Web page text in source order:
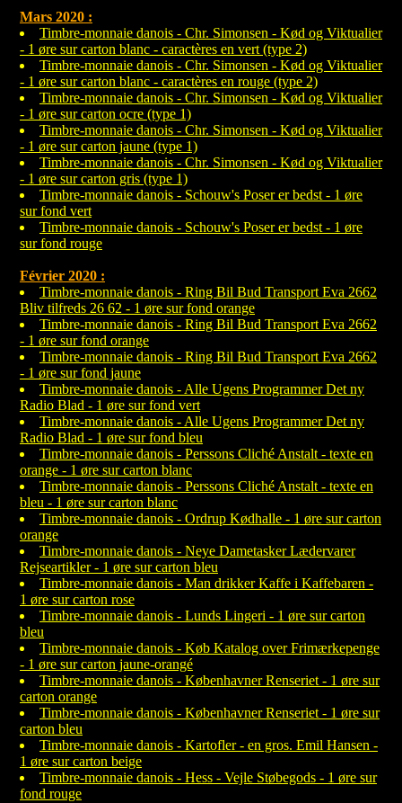
Mars 2020 :
Timbre-monnaie danois - Chr. Simonsen - Kød og Viktualier
- 1 øre sur carton blanc - caractères en vert (type 2)
Timbre-monnaie danois - Chr. Simonsen - Kød og Viktualier
- 1 øre sur carton blanc - caractères en rouge (type 2)
Timbre-monnaie danois - Chr. Simonsen - Kød og Viktualier
- 1 øre sur carton ocre (type 1)
Timbre-monnaie danois - Chr. Simonsen - Kød og Viktualier
- 1 øre sur carton jaune (type 1)
Timbre-monnaie danois - Chr. Simonsen - Kød og Viktualier
- 1 øre sur carton gris (type 1)
Timbre-monnaie danois - Schouw's Poser er bedst - 1 øre
sur fond vert
Timbre-monnaie danois - Schouw's Poser er bedst - 1 øre
sur fond rouge
Février 2020 :
Timbre-monnaie danois - Ring Bil Bud Transport Eva 2662
Bliv tilfreds 26 62 - 1 øre sur fond orange
Timbre-monnaie danois - Ring Bil Bud Transport Eva 2662
- 1 øre sur fond orange
Timbre-monnaie danois - Ring Bil Bud Transport Eva 2662
- 1 øre sur fond jaune
Timbre-monnaie danois - Alle Ugens Programmer Det ny
Radio Blad - 1 øre sur fond vert
Timbre-monnaie danois - Alle Ugens Programmer Det ny
Radio Blad - 1 øre sur fond bleu
Timbre-monnaie danois - Perssons Cliché Anstalt - texte en
orange - 1 øre sur carton blanc
Timbre-monnaie danois - Perssons Cliché Anstalt - texte en
bleu - 1 øre sur carton blanc
Timbre-monnaie danois - Ordrup Kødhalle - 1 øre sur carton
orange
Timbre-monnaie danois - Neye Dametasker Lædervarer
Rejseartikler - 1 øre sur carton bleu
Timbre-monnaie danois - Man drikker Kaffe i Kaffebaren -
1 øre sur carton rose
Timbre-monnaie danois - Lunds Lingeri - 1 øre sur carton
bleu
Timbre-monnaie danois - Køb Katalog over Frimærkepenge
- 1 øre sur carton jaune-orangé
Timbre-monnaie danois - Københavner Renseriet - 1 øre sur
carton orange
Timbre-monnaie danois - Københavner Renseriet - 1 øre sur
carton bleu
Timbre-monnaie danois - Kartofler - en gros. Emil Hansen -
1 øre sur carton beige
Timbre-monnaie danois - Hess - Vejle Støbegods - 1 øre sur
fond rouge